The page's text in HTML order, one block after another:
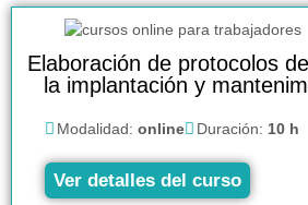
Elaboración de protocolos
la implantación y
Modalidad: online Duración: 10 h
Ver detalles del curso